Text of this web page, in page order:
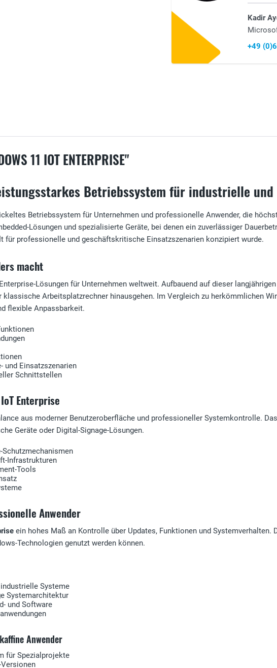
Kadir
+49
11 IOT ENTERPRISE"
Betriebssystem für industrielle
Betriebssystem für Unternehmen und professionelle Anwender, die
Lösungen und spezialisierte Geräte, bei denen ein zuverlässiger
für professionelle und geschäftskritische Einsatzszenarien konzipiert wurde.
macht
Lösungen für Unternehmen weltweit. Aufbauend auf dieser
klassische Arbeitsplatzrechner hinausgehen. Im Vergleich zu herkömmlichen
flexible Anpassbarkeit.
und Einsatzszenarien
Schnittstellen
Enterprise
aus moderner Benutzeroberfläche und professioneller Systemkontrolle.
Geräte oder Digital-Signage-Lösungen.
Infrastrukturen
Tools
Anwender
ein hohes Maß an Kontrolle über Updates, Funktionen und
Technologien genutzt werden können.
Systeme
Systemarchitektur
und Software
Anwender
für Spezialprojekte